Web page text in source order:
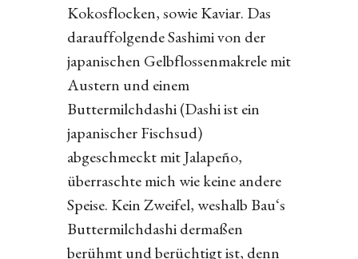
Kokosflocken, sowie Kaviar. Das
darauffolgende Sashimi von der
japanischen Gelbflossenmakrele mit
Austern und einem
Buttermilchdashi (Dashi ist ein
japanischer Fischsud)
abgeschmeckt mit Jalapeño,
überraschte mich wie keine andere
Speise. Kein Zweifel, weshalb Bau‘s
Buttermilchdashi dermaßen
berühmt und berüchtigt ist, denn